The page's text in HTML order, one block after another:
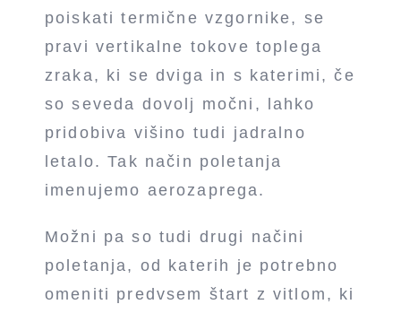
poiskati termične vzgornike, se
pravi vertikalne tokove toplega
zraka, ki se dviga in s katerimi, če
so seveda dovolj močni, lahko
pridobiva višino tudi jadralno
letalo. Tak način poletanja
imenujemo aerozaprega.
Možni pa so tudi drugi načini
poletanja, od katerih je potrebno
omeniti predvsem štart z vitlom, ki